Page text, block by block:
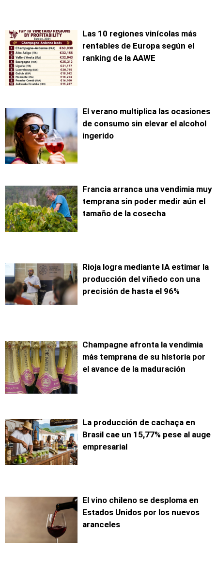
Las 10 regiones vinícolas más
rentables de Europa según el
ranking de la AAWE
El verano multiplica las ocasiones
de consumo sin elevar el alcohol
ingerido
Francia arranca una vendimia muy
temprana sin poder medir aún el
tamaño de la cosecha
Rioja logra mediante IA estimar la
producción del viñedo con una
precisión de hasta el 96%
Champagne afronta la vendimia
más temprana de su historia por
el avance de la maduración
La producción de cachaça en
Brasil cae un 15,77% pese al auge
empresarial
El vino chileno se desploma en
Estados Unidos por los nuevos
aranceles